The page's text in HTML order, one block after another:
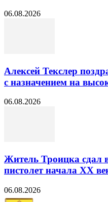
06.08.2026
Алексей Текслер
с назначением на
06.08.2026
Житель Троицка сдал
пистолет начала XX
06.08.2026